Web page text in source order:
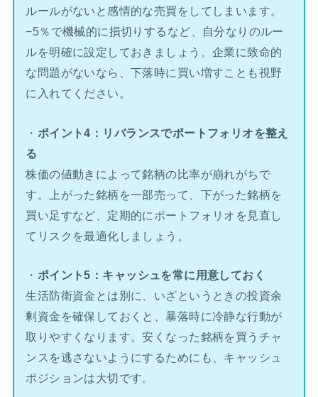
ルールがないと感情的な売買をしてしまいます。
−5％で機械的に損切りするなど、自分なりのルー
ルを明確に設定しておきましょう。企業に致命的
な問題がないなら、下落時に買い増すことも視野
に入れてください。
・ ポイント4：リバランスでポートフォリオを整え
る
株価の値動きによって銘柄の比率が崩れがちで
す。上がった銘柄を一部売って、下がった銘柄を
買い足すなど、定期的にポートフォリオを見直し
てリスクを最適化しましょう。
・ ポイント5：キャッシュを常に用意しておく
生活防衛資金とは別に、いざというときの投資余
剰資金を確保しておくと、暴落時に冷静な行動が
取りやすくなります。安くなった銘柄を買うチャ
ンスを逃さないようにするためにも、キャッシュ
ポジションは大切です。